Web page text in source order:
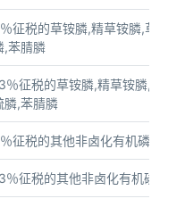
征税的草铵膦,精草铵膦,草硫
,苯腈膦
％征税的草铵膦,精草铵膦,草硫
膦,苯腈膦
征税的其他非卤化有机磷衍生
％征税的其他非卤化有机磷衍生